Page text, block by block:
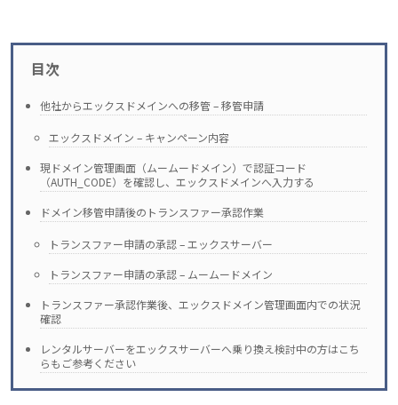
目次
他社からエックスドメインへの移管 – 移管申請
エックスドメイン – キャンペーン内容
現ドメイン管理画面（ムームードメイン）で認証コード
（AUTH_CODE）を確認し、エックスドメインへ入力する
ドメイン移管申請後のトランスファー承認作業
トランスファー申請の承認 – エックスサーバー
トランスファー申請の承認 – ムームードメイン
トランスファー承認作業後、エックスドメイン管理画面内での状況
確認
レンタルサーバーをエックスサーバーへ乗り換え検討中の方はこち
らもご参考ください